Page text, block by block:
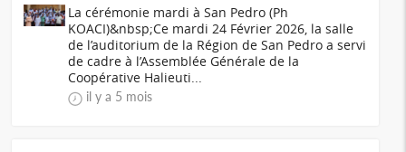
La cérémonie mardi à San Pedro (Ph
KOACI)&nbsp;Ce mardi 24 Février 2026, la salle
de l’auditorium de la Région de San Pedro a servi
de cadre à l’Assemblée Générale de la
Coopérative Halieuti...
il y a 5 mois